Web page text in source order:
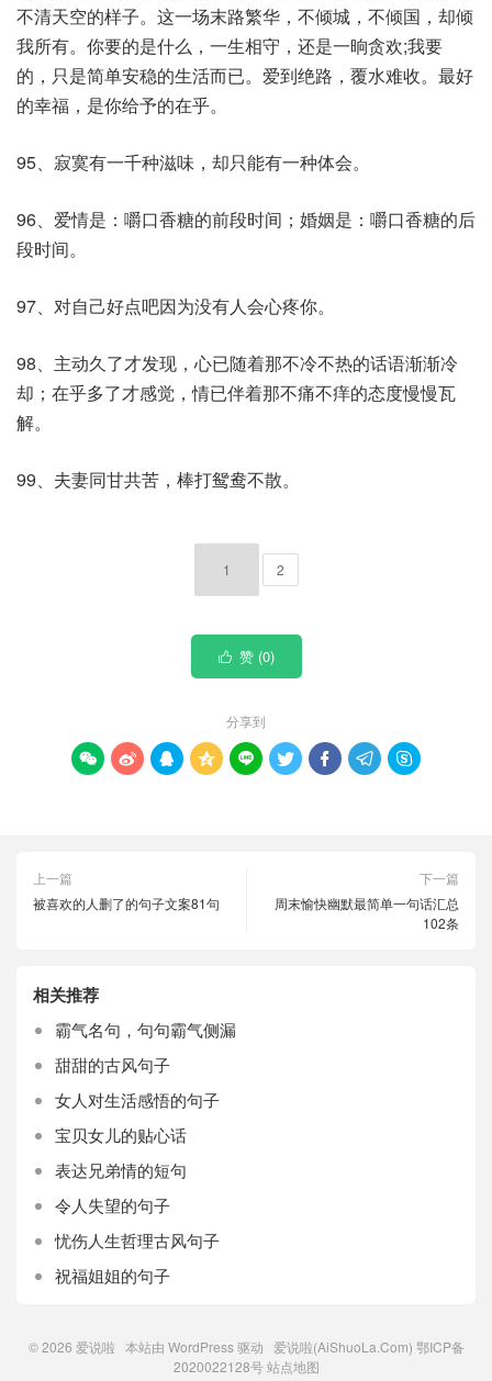
不清天空的样子。这一场末路繁华，不倾城，不倾国，却倾
我所有。你要的是什么，一生相守，还是一晌贪欢;我要
的，只是简单安稳的生活而已。爱到绝路，覆水难收。最好
的幸福，是你给予的在乎。
95、寂寞有一千种滋味，却只能有一种体会。
96、爱情是：嚼口香糖的前段时间；婚姻是：嚼口香糖的后
段时间。
97、对自己好点吧因为没有人会心疼你。
98、主动久了才发现，心已随着那不冷不热的话语渐渐冷
却；在乎多了才感觉，情已伴着那不痛不痒的态度慢慢瓦
解。
99、夫妻同甘共苦，棒打鸳鸯不散。
1 2
 赞 (0)
分享到
        
上一篇
被喜欢的人删了的句子文案81句
下一篇
周末愉快幽默最简单一句话汇总
102条
相关推荐
霸气名句，句句霸气侧漏
甜甜的古风句子
女人对生活感悟的句子
宝贝女儿的贴心话
表达兄弟情的短句
令人失望的句子
忧伤人生哲理古风句子
祝福姐姐的句子
© 2026 爱说啦 本站由 WordPress驱动 爱说啦(AiShuoLa.Com) 鄂ICP备
2020022128号站点地图